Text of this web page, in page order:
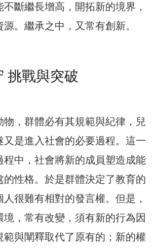
斷繼長增高，開拓新的境界，
。繼承之中，又常有創新。
挑戰與突破
物，群體必有其規範與紀律，兒
又是進入社會的必要過程。這一
程中，社會將新的成員塑造成能
的性格。於是群體決定了教育的
很難有相對的發言權。但是，
境，常有改變，須有新的行為因
範與闡釋取代了原有的；新的權